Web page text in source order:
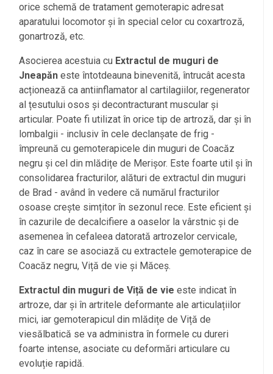
orice schemă de tratament gemoterapic adresat
aparatului locomotor și în special celor cu coxartroză,
gonartroză, etc.
Asocierea acestuia cu Extractul de muguri de
Jneapăn este întotdeauna binevenită, întrucât acesta
acționează ca antiinflamator al cartilagiilor, regenerator
al țesutului osos și decontracturant muscular și
articular. Poate fi utilizat în orice tip de artroză, dar și în
lombalgii - inclusiv în cele declanșate de frig -
împreună cu gemoterapicele din muguri de Coacăz
negru și cel din mlădițe de Merișor. Este foarte util și în
consolidarea fracturilor, alături de extractul din muguri
de Brad - având în vedere că numărul fracturilor
osoase crește simțitor în sezonul rece. Este eficient și
în cazurile de decalcifiere a oaselor la vârstnic și de
asemenea în cefaleea datorată artrozelor cervicale,
caz în care se asociază cu extractele gemoterapice de
Coacăz negru, Viță de vie și Măceș.
Extractul din muguri de Viță de vie este indicat în
artroze, dar și în artritele deformante ale articulațiilor
mici, iar gemoterapicul din mlădițe de Viță de
viesălbatică se va administra în formele cu dureri
foarte intense, asociate cu deformări articulare cu
evoluție rapidă.